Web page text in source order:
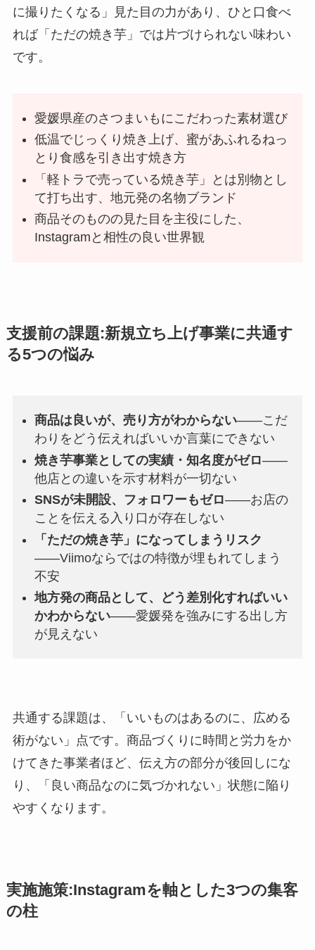
に撮りたくなる」見た目の力があり、ひと口食べ
れば「ただの焼き芋」では片づけられない味わい
です。
愛媛県産のさつまいもにこだわった素材選び
低温でじっくり焼き上げ、蜜があふれるねっ
とり食感を引き出す焼き方
「軽トラで売っている焼き芋」とは別物とし
て打ち出す、地元発の名物ブランド
商品そのものの見た目を主役にした、
Instagramと相性の良い世界観
支援前の課題:新規立ち上げ事業に共通す
る5つの悩み
商品は良いが、売り方がわからない――こだ
わりをどう伝えればいいか言葉にできない
焼き芋事業としての実績・知名度がゼロ――
他店との違いを示す材料が一切ない
SNSが未開設、フォロワーもゼロ――お店の
ことを伝える入り口が存在しない
「ただの焼き芋」になってしまうリスク
――Viimoならではの特徴が埋もれてしまう
不安
地方発の商品として、どう差別化すればいい
かわからない――愛媛発を強みにする出し方
が見えない
共通する課題は、「いいものはあるのに、広める
術がない」点です。商品づくりに時間と労力をか
けてきた事業者ほど、伝え方の部分が後回しにな
り、「良い商品なのに気づかれない」状態に陥り
やすくなります。
実施施策:Instagramを軸とした3つの集客
の柱